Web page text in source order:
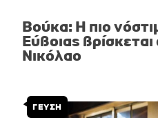
Βούκα: Η πιο
Εύβοιας
Νικόλαο
ΓΕΥΣΗ